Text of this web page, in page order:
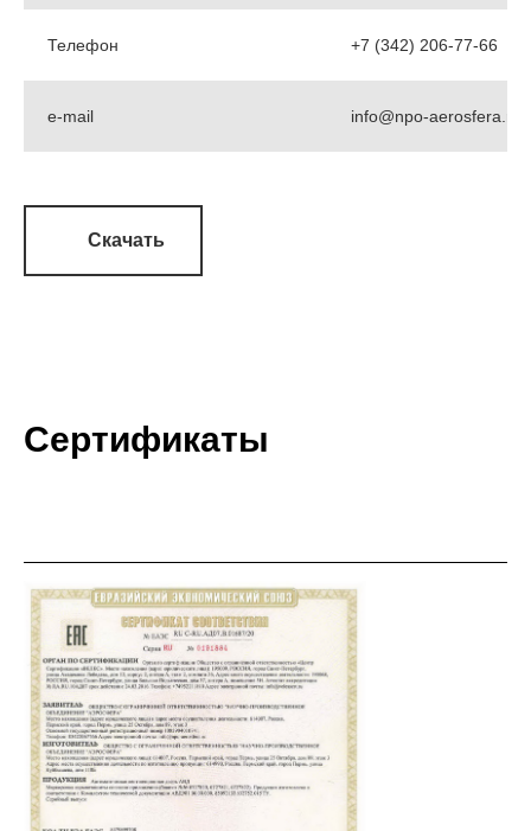
Телефон +7 (342) 206-77-66
e-mail info@npo-aerosfera.ru
Скачать
Сертификаты